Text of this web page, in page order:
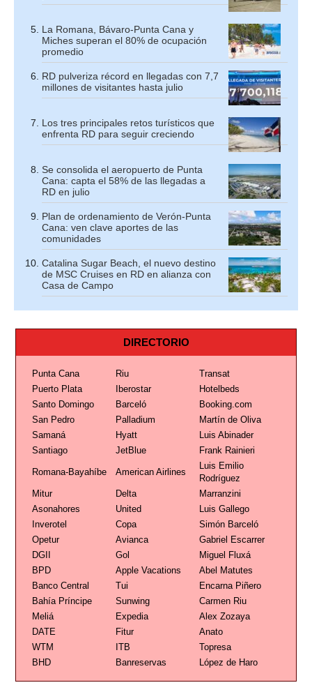
La Romana, Bávaro-Punta Cana y
Miches superan el 80% de ocupación
promedio
RD pulveriza récord en llegadas con 7,7
millones de visitantes hasta julio
Los tres principales retos turísticos que
enfrenta RD para seguir creciendo
Se consolida el aeropuerto de Punta
Cana: capta el 58% de las llegadas a
RD en julio
Plan de ordenamiento de Verón-Punta
Cana: ven clave aportes de las
comunidades
Catalina Sugar Beach, el nuevo destino
de MSC Cruises en RD en alianza con
Casa de Campo
DIRECTORIO
Punta Cana Riu
Transat
Puerto Plata
Iberostar
Hotelbeds
Santo Domingo
Barceló
Booking.com
San Pedro
Palladium
Martín de Oliva
Samaná
Hyatt
Luis Abinader
Santiago
JetBlue Frank Rainieri
Romana-Bayahíbe American Airlines
Luis Emilio
Rodríguez
Mitur
Delta
Marranzini
Asonahores
United
Luis Gallego
Inverotel
Copa
Simón Barceló
Opetur
Avianca
Gabriel Escarrer
DGII
Gol
Miguel Fluxá
BPD
Apple Vacations
Abel Matutes
Banco Central
Tui
Encarna Piñero
Bahía Príncipe
Sunwing
Carmen Riu
Meliá
Expedia
Alex Zozaya
DATE
Fitur
Anato
WTM
ITB
Topresa
BHD
Banreservas López de Haro